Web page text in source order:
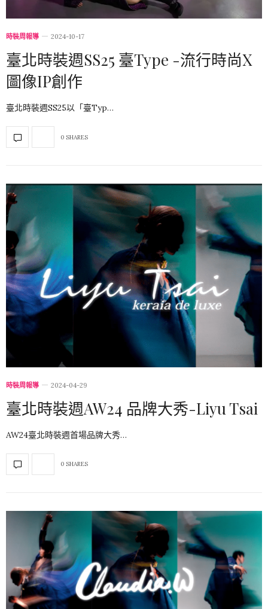
時裝周報導 2024-10-17
臺北時裝週SS25 臺Type -流行時尚X
圖像IP創作
臺北時裝週SS25以「臺Typ…
0 SHARES
時裝周報導 2024-04-29
臺北時裝週AW24 品牌大秀-Liyu Tsai
AW24臺北時裝週首場品牌大秀…
0 SHARES